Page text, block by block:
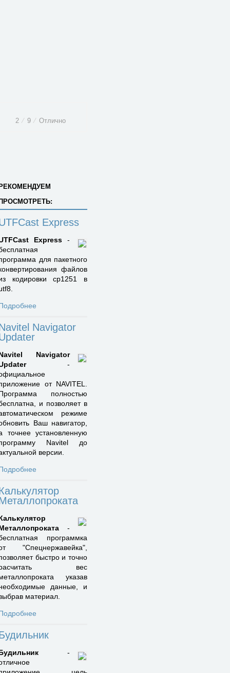
2 ⁄ 9 ⁄ Отлично
Express
Express -
для пакетного
файлов
кодировки cp1251 в
Navigator
Navigator
-
от NAVITEL.
полностью
и позволяет в
режиме
Ваш навигатор,
точнее установленную
Navitel до
версии.
-
программка
"Спецнержавейка",
быстро и точно
вес
указав
данные, и
материал.
-